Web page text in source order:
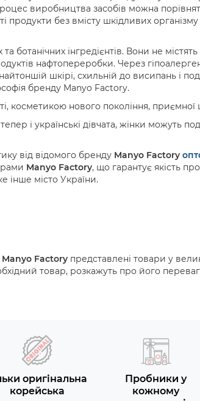
виробництва засобів можна
продукти без вмісту шкідливих
ботанічних інгредієнтів. Вони не
нафтопереробки. Через
шкірі, схильній до висипань і
бренду Manyo Factory.
косметикою нового покоління, приємної
і українські дівчата, жінки можуть
від відомого бренду Manyo Factory
Manyo Factory, що гарантує якість
інше місто України.
Manyo Factory представлені товари у
товар, розкажуть про його
оригінальна
корейська
Пробники у
кожному